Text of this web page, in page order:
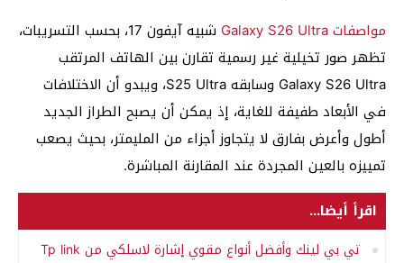
مواصفات Galaxy S26 Ultra
شبيه آيفون 17، بحسب التسريبات،
تظهر صور تخيلية غير رسمية تقارن بين الهاتف المرتقب
Galaxy S26 Ultra وسابقه S25 Ultra، ويبدو أن الاختلافات
في الأبعاد طفيفة للغاية، إذ يمكن أن يصبح الطراز الجديد
أطول وأعرض بفارق لا يتجاوز أجزاء من المليمتر، بحيث يصعب
تمييزه بالعين المجردة عند المقارنة المباشرة.
اقرأ أيضا...
تي بي لينك وأفضل أنواع مقوي إشارة لاسلكي من Tp link